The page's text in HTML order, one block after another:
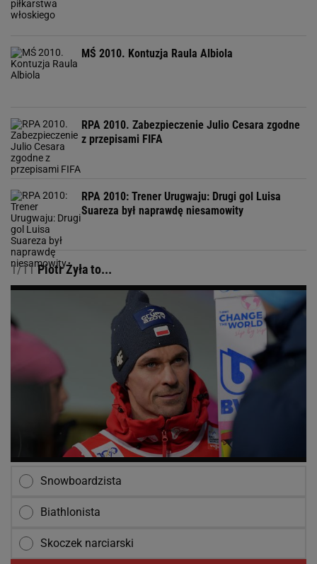
MŚ 2010. Kontuzja Raula Albiola
RPA 2010. Zabezpieczenie Julio Cesara zgodne
z przepisami FIFA
RPA 2010: Trener Urugwaju: Drugi gol Luisa
Suareza był naprawdę niesamowity
1/11Piotr Żyła to...
Snowboardzista
Biathlonista
Skoczek narciarski